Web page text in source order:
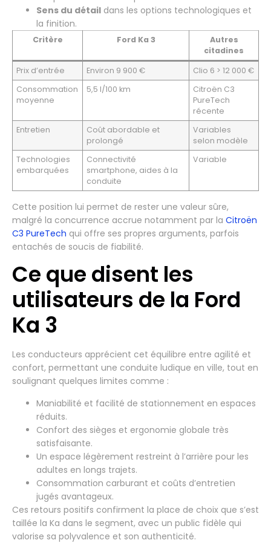
Sens du détail dans les options technologiques et
la finition.
Critère Ford Ka 3
Autres
citadines
Prix d’entrée
Environ 9 900 €
Clio 6 > 12 000 €
Consommation
moyenne
5,5 l/100 km
Citroën C3
PureTech
récente
Entretien
Coût abordable et
prolongé
Variables
selon modèle
Technologies
embarquées
Connectivité
smartphone, aides à la
conduite
Variable
Cette position lui permet de rester une valeur sûre,
malgré la concurrence accrue notamment par la Citroën
C3 PureTech qui offre ses propres arguments, parfois
entachés de soucis de fiabilité.
Ce que disent les
utilisateurs de la Ford
Ka 3
Les conducteurs apprécient cet équilibre entre agilité et
confort, permettant une conduite ludique en ville, tout en
soulignant quelques limites comme :
Maniabilité et facilité de stationnement en espaces
réduits.
Confort des sièges et ergonomie globale très
satisfaisante.
Un espace légèrement restreint à l’arrière pour les
adultes en longs trajets.
Consommation carburant et coûts d’entretien
jugés avantageux.
Ces retours positifs confirment la place de choix que s’est
taillée la Ka dans le segment, avec un public fidèle qui
valorise sa polyvalence et son authenticité.